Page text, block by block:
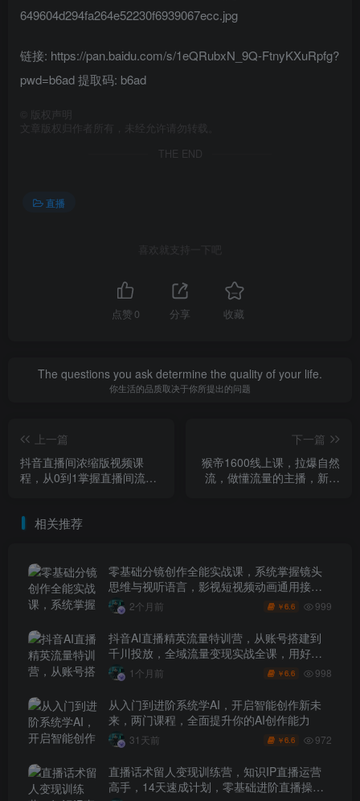
649604d294fa264e52230f6939067ecc.jpg
链接: https://pan.baidu.com/s/1eQRubxN_9Q-FtnyKXuRpfg?
pwd=b6ad 提取码: b6ad
版权声明
文章版权归作者所有，未经允许请勿转载。
THE END
直播
喜欢就支持一下吧
点赞 0 分享 收藏
The questions you ask determine the quality of your life.
你生活的品质取决于你所提出的问题
上一篇
抖音直播间浓缩版视频课
程，从0到1掌握直播间流量
下一篇
猴帝1600线上课，拉爆自然
流，做懂流量的主播，新规
相关推荐
零基础分镜创作全能实战课，系统掌握镜头
思维与视听语言，影视短视频动画通用接单
技能2个月前 ￥6.6 999
抖音AI直播精英流量特训营，从账号搭建到
千川投放，全域流量变现实战全课，用好工
具让賺钱更简单
1个月前 ￥6.6 998
从入门到进阶系统学AI，开启智能创作新未
来，两门课程，全面提升你的AI创作能力
31天前 ￥6.6 972
直播话术留人变现训练营，知识IP直播运营
高手，14天速成计划，零基础进阶直播操盘